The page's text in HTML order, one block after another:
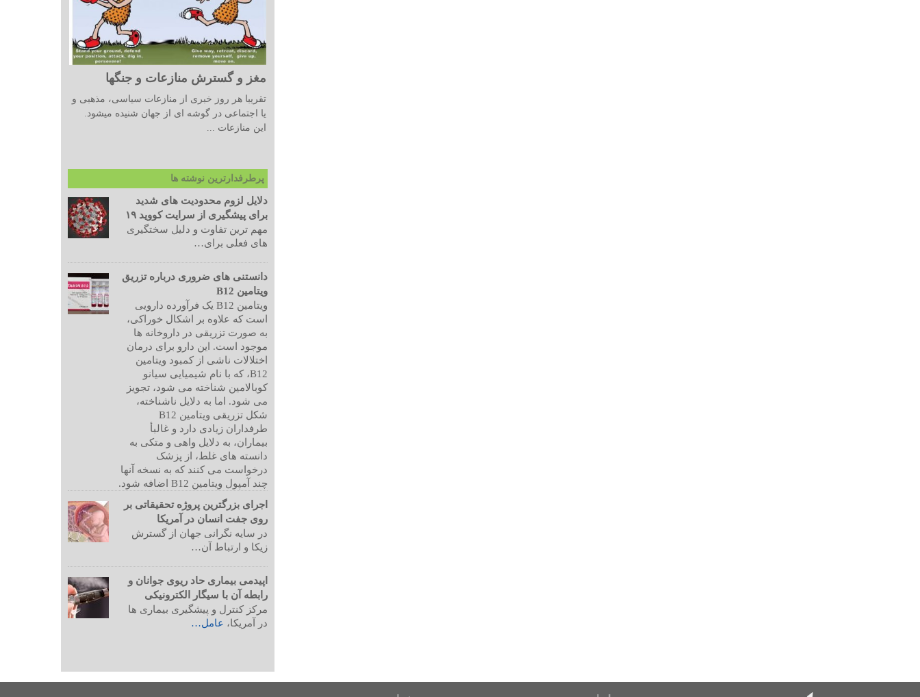
مغز و گسترش منازعات و جنگها
تقریبا هر روز خبری از منازعات سیاسی، مذهبی و
یا اجتماعی در گوشه ای از جهان شنیده میشود.
این منازعات ...
پرطرفدارترین نوشته ها
دلایل لزوم محدودیت های شدید
برای پیشگیری از سرایت کووید ۱۹
مهم ترین تفاوت و دلیل سختگیری
های فعلی برای…
دانستنی های ضروری درباره تزریق
ویتامین B12
ویتامین B12 یک فرآورده دارویی
است که علاوه بر اشکال خوراکی،
به صورت تزریقی در داروخانه ها
موجود است. این دارو برای درمان
اختلالات ناشی از کمبود ویتامین
B12، که با نام شیمیایی سیانو
کوبالامین شناخته می شود، تجویز
می شود. اما به دلایل ناشناخته،
شکل تزریقی ویتامین B12
طرفداران زیادی دارد و غالبأ
بیماران، به دلایل واهی و متکی به
دانسته های غلط، از پزشک
درخواست می کنند که به نسخه آنها
چند آمپول ویتامین B12 اضافه شود.
اجرای بزرگترین پروژه تحقیقاتی بر
روی جفت انسان در آمریکا
در سایه نگرانی جهان از گسترش
زیکا و ارتباط آن…
اپیدمی بیماری حاد ریوی جوانان و
رابطه آن با سیگار الکترونیکی
مرکز کنترل و پیشگیری بیماری ها
در آمریکا، عامل…